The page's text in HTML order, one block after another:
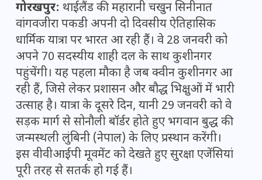
गोरखपुर: थाईलैंड की महारानी चखुन सिनीनात
वांगवजीरा पकडी अपनी दो दिवसीय ऐतिहासिक
धार्मिक यात्रा पर भारत आ रही हैं। वे 28 जनवरी को
अपने 70 सदस्यीय शाही दल के साथ कुशीनगर
पहुंचेंगी। यह पहला मौका है जब क्वीन कुशीनगर आ
रही हैं, जिसे लेकर प्रशासन और बौद्ध भिक्षुओं में भारी
उत्साह है। यात्रा के दूसरे दिन, यानी 29 जनवरी को वे
सड़क मार्ग से सोनौली बॉर्डर होते हुए भगवान बुद्ध की
जन्मस्थली लुंबिनी (नेपाल) के लिए प्रस्थान करेंगी।
इस वीवीआईपी मूवमेंट को देखते हुए सुरक्षा एजेंसियां
पूरी तरह से सतर्क हो गई हैं।